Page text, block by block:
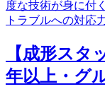
【成形スタ
年以上・グ